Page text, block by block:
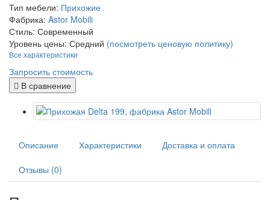
Тип мебели: Прихожие
Фабрика: Astor Mobili
Стиль: Современный
Уровень цены: Средний (посмотреть ценовую политику)
Все характеристики
Запросить стоимость
В сравнение
Описание Характеристики Доставка и оплата
Отзывы (0)